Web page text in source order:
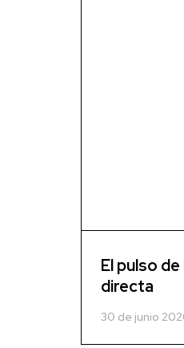
El pulso
directa
30 de junio